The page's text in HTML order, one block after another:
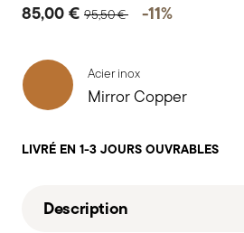
85,00 € 95,50 € -11%
Acier inox
Mirror Copper
LIVRÉ EN 1-3 JOURS OUVRABLES
Description